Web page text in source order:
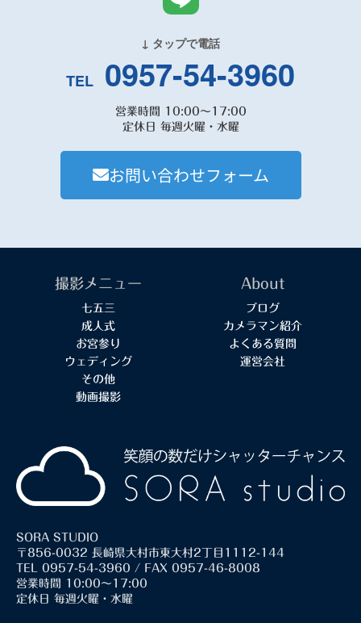
↓ タップで電話
TEL 0957-54-3960
営業時間 10:00～17:00
定休日 毎週火曜・水曜
お問い合わせフォーム
撮影メニュー
七五三
成人式
お宮参り
ウェディング
その他
動画撮影
About
ブログ
カメラマン紹介
よくある質問
運営会社
SORA STUDIO
〒856-0032 長崎県大村市東大村2丁目1112-144
TEL 0957-54-3960 / FAX 0957-46-8008
営業時間 10:00～17:00
定休日 毎週火曜・水曜